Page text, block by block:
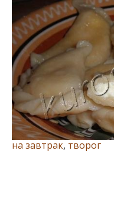
на завтрак, творог